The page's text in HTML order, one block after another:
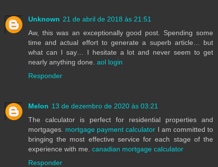
Unknown 21 de abril de 2018 às 21:51
Aw, this was an exceptionally good post. Spending some
time and actual effort to generate a superb article… but
what can I say… I hesitate a lot and never seem to get
nearly anything done. aol login
Responder
Melon 13 de dezembro de 2020 às 03:21
The calculator is perfect for residential properties and
mortgages. mortgage payment calculator I am committed to
bringing the most effective service for each stage of the
experience with me. canadian mortgage calculator
Responder